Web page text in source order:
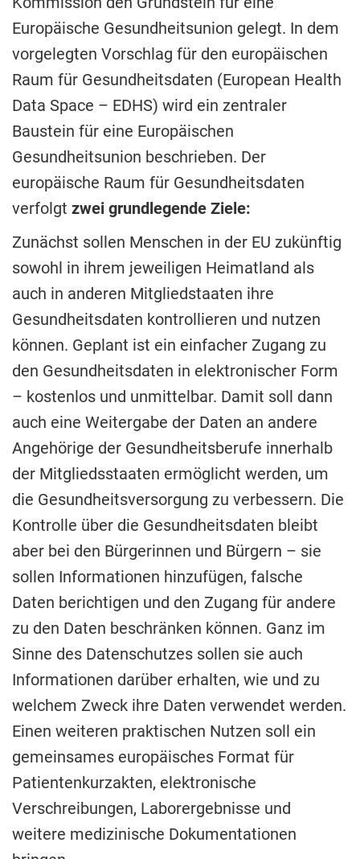
Europäische Gesundheitsunion gelegt. In dem
vorgelegten Vorschlag für den europäischen
Raum für Gesundheitsdaten (European Health
Data Space – EDHS) wird ein zentraler
Baustein für eine Europäischen
Gesundheitsunion beschrieben. Der
europäische Raum für Gesundheitsdaten
verfolgt zwei grundlegende Ziele:
Zunächst sollen Menschen in der EU zukünftig
sowohl in ihrem jeweiligen Heimatland als
auch in anderen Mitgliedstaaten ihre
Gesundheitsdaten kontrollieren und nutzen
können. Geplant ist ein einfacher Zugang zu
den Gesundheitsdaten in elektronischer Form
– kostenlos und unmittelbar. Damit soll dann
auch eine Weitergabe der Daten an andere
Angehörige der Gesundheitsberufe innerhalb
der Mitgliedsstaaten ermöglicht werden, um
die Gesundheitsversorgung zu verbessern. Die
Kontrolle über die Gesundheitsdaten bleibt
aber bei den Bürgerinnen und Bürgern – sie
sollen Informationen hinzufügen, falsche
Daten berichtigen und den Zugang für andere
zu den Daten beschränken können. Ganz im
Sinne des Datenschutzes sollen sie auch
Informationen darüber erhalten, wie und zu
welchem Zweck ihre Daten verwendet werden.
Einen weiteren praktischen Nutzen soll ein
gemeinsames europäisches Format für
Patientenkurzakten, elektronische
Verschreibungen, Laborergebnisse und
weitere medizinische Dokumentationen